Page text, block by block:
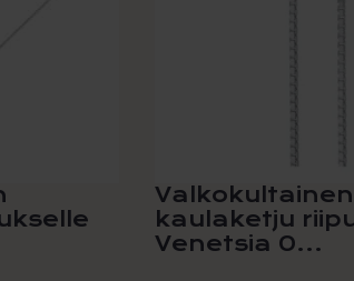
Valkokultainen
kaulaketju
Venetsia 0...